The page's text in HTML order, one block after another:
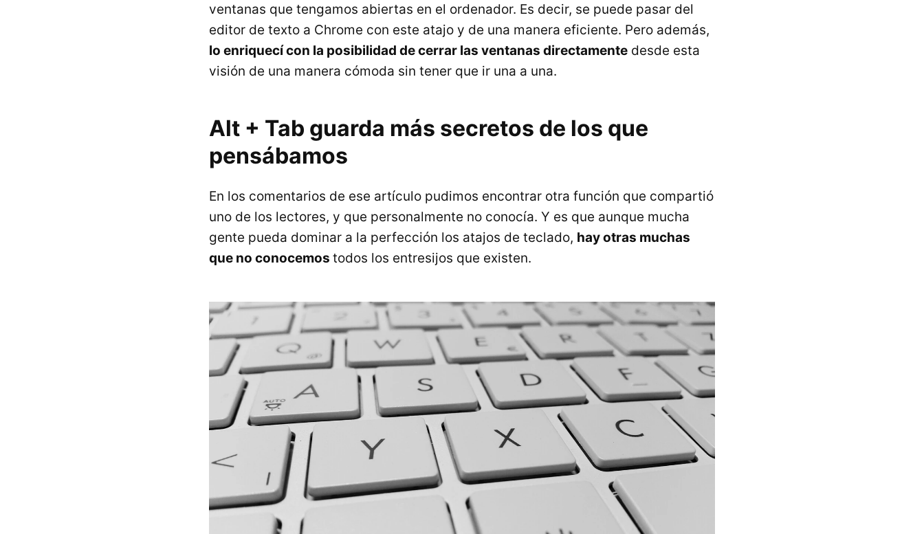
ventanas que tengamos abiertas en el ordenador. Es decir, se puede pasar del
editor de texto a Chrome con este atajo y de una manera eficiente. Pero además,
lo enriquecí con la posibilidad de cerrar las ventanas directamente desde esta
visión de una manera cómoda sin tener que ir una a una.
Alt + Tab guarda más secretos de los que
pensábamos
En los comentarios de ese artículo pudimos encontrar otra función que compartió
uno de los lectores, y que personalmente no conocía. Y es que aunque mucha
gente pueda dominar a la perfección los atajos de teclado, hay otras muchas
que no conocemos todos los entresijos que existen.